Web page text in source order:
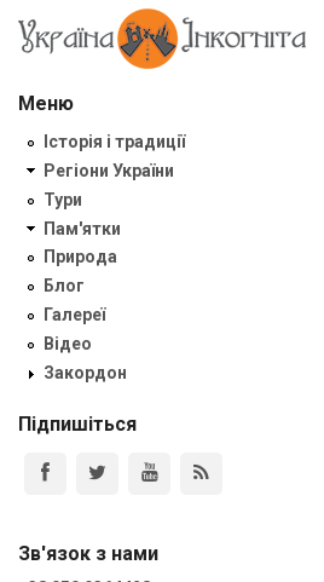
Меню
Історія і традиції
Регіони України
Тури
Пам'ятки
Природа
Блог
Галереї
Відео
Закордон
Підпишіться
Зв'язок з нами